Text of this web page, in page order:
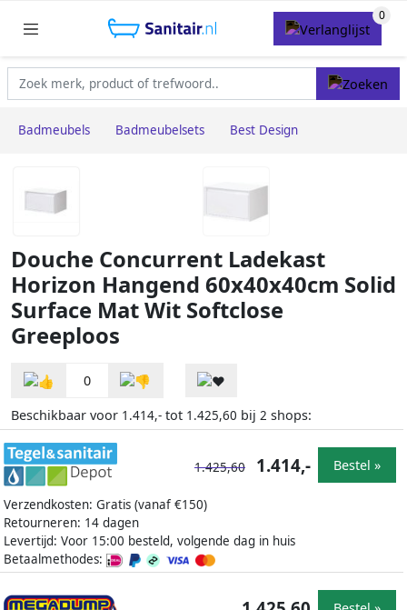
Badmeubels Badmeubelsets Best Design
Douche Concurrent Ladekast
Horizon Hangend 60x40x40cm Solid
Surface Mat Wit Softclose
Greeploos
0
Beschikbaar voor 1.414,- tot 1.425,60 bij 2 shops:
Verzendkosten: Gratis (vanaf €150)
Retourneren: 14 dagen
Levertijd: Voor 15:00 besteld, volgende dag in huis
Betaalmethodes:
1.425,60 1.414,- Bestel »